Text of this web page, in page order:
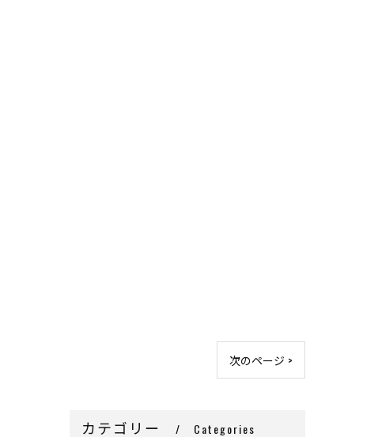
次のページ >
カテゴリー Categories